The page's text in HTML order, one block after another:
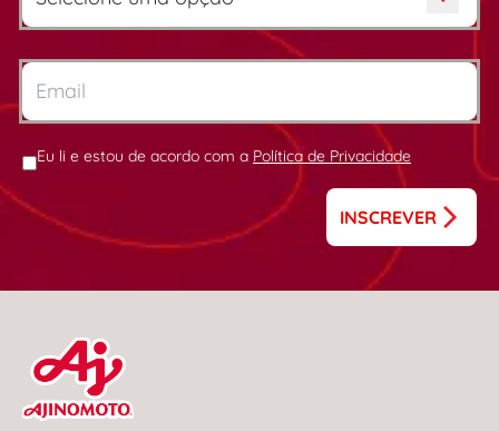
Eu li e estou de acordo com a Política de Privacidade
INSCREVER